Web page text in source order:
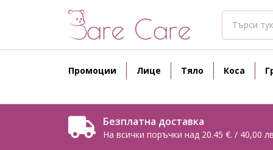
Промоции Лице Тяло Коса
Безплатна доставка
На всички поръчки над 20.45 €. / 40,00